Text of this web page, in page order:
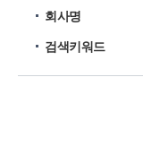
회사명
검색키워드